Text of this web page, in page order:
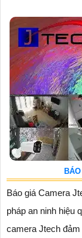
Báo giá Camera
pháp an ninh hiệu
camera Jtech